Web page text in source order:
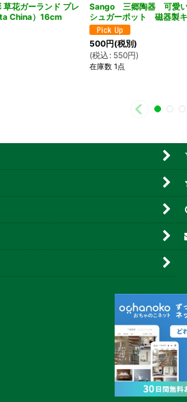
花ガーランド プレ
China）16cm
Sango 三郷陶器 可愛
シュガーポット 磁器製
500円(税別)
(税込 : 550円)
在庫数 1点